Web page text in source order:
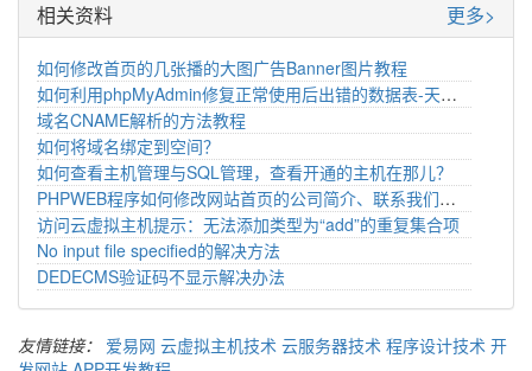
相关资料 更多>
如何修改首页的几张播的大图广告Banner图片教程
如何利用phpMyAdmin修复正常使用后出错的数据表-天达云
域名CNAME解析的方法教程
如何将域名绑定到空间？
如何查看主机管理与SQL管理，查看开通的主机在那儿？
PHPWEB程序如何修改网站首页的公司简介、联系我们的内容
访问云虚拟主机提示：无法添加类型为“add”的重复集合项
No input file specified的解决方法
DEDECMS验证码不显示解决办法
友情链接： 爱易网 云虚拟主机技术 云服务器技术 程序设计技术 开